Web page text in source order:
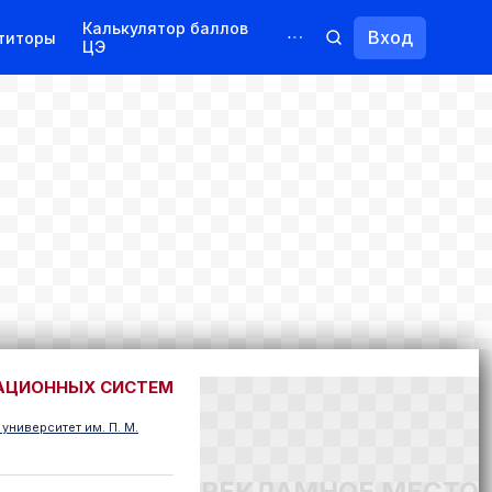
Калькулятор баллов
ЦЭ
Вход
СИСТЕМ
им. П. М.